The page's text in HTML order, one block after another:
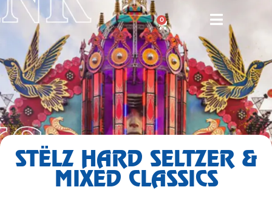
0
STËLZ HARD SELTZER &
MIXED CLASSICS